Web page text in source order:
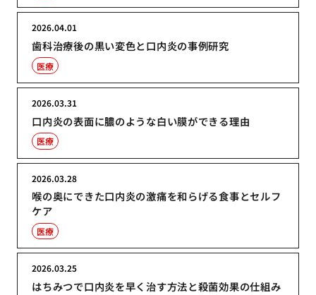
歯科治療後の黒い変色と口内炎の事例研究
2026.04.01
医療
口内炎の表面に膿のような白い膜ができる理由
2026.03.31
医療
喉の奥にできた口内炎の激痛を和らげる食事とセルフ
ケア
2026.03.28
医療
はちみつで口内炎を早く治す方法と殺菌効果の仕組み
2026.03.25